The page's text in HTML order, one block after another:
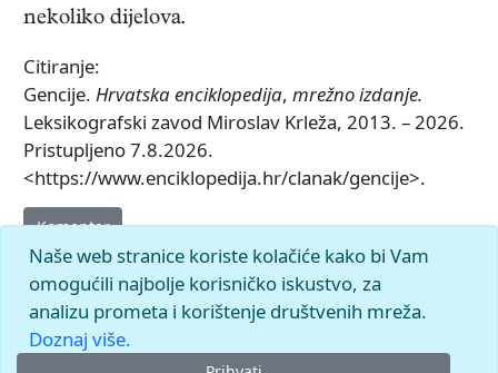
nekoliko dijelova.
Citiranje:
Gencije. Hrvatska enciklopedija, mrežno izdanje.
Leksikografski zavod Miroslav Krleža, 2013. – 2026.
Pristupljeno 7.8.2026.
<https://www.enciklopedija.hr/clanak/gencije>.
Komentar
Naše web stranice koriste kolačiće kako bi Vam
omogućili najbolje korisničko iskustvo, za
analizu prometa i korištenje društvenih mreža.
Doznaj više.